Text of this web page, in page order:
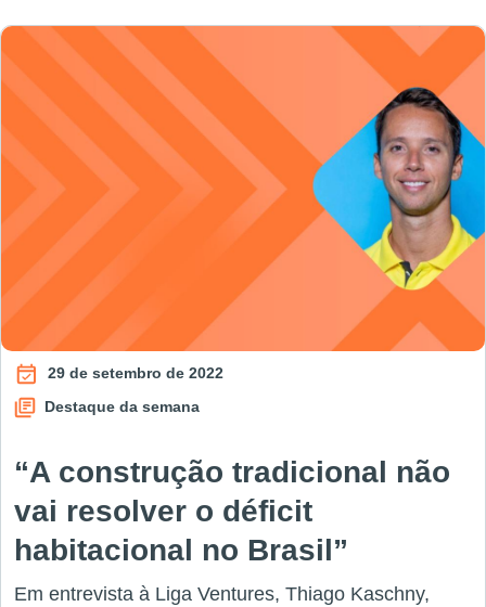
29 de setembro de 2022
Destaque da semana
“A construção tradicional não
vai resolver o déficit
habitacional no Brasil”
Em entrevista à Liga Ventures, Thiago Kaschny,